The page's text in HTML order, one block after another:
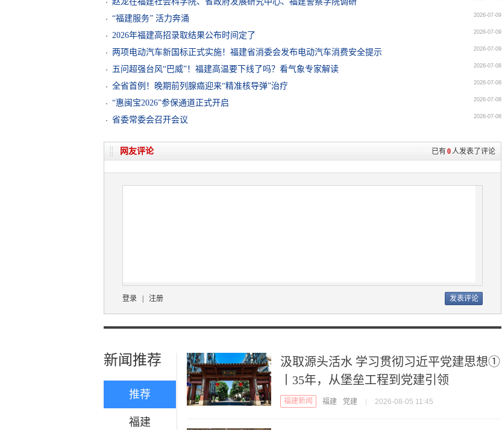
“福建服务” 活力奔涌 2026-07-09
2026年福建高招录取结果公布时间定了 2026-07-09
两项电动汽车新国标正式实施！福建省消委会发布电动汽车消费安全提示 2026-07-09
五问超强台风“巴威”！福建高温要下线了吗？看气象专家解读 2026-07-08
全省首例！晚期前列腺癌迎来“精准核导弹”治疗 2026-07-08
“惠闽宝2026”参保通道正式开启 2026-07-08
省委常委会召开会议 2026-07-08
已有0人发表了评论
网友评论
登录 注册
新闻推荐
推荐
福建
汲取源头活水 学习贯彻习近平党建思想①
丨35年，从堡垒工程到党建引领
福建新闻 福建 党建 2026-08-05 11:45